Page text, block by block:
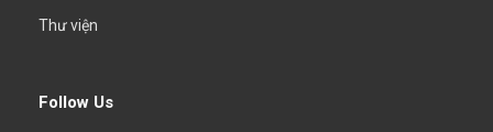
Thư viện
Follow Us